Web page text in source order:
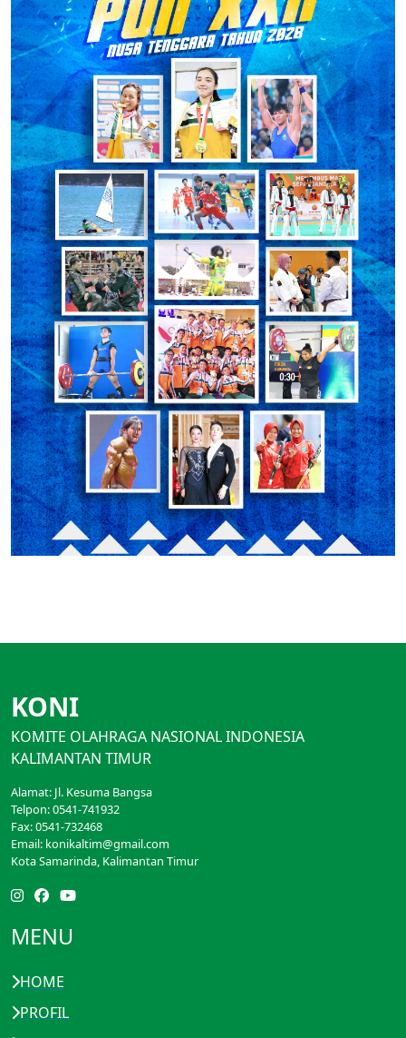
KONI
KOMITE OLAHRAGA NASIONAL INDONESIA
KALIMANTAN TIMUR
Alamat: Jl. Kesuma Bangsa
Telpon: 0541-741932
Fax: 0541-732468
Email: konikaltim@gmail.com
Kota Samarinda, Kalimantan Timur
MENU
HOME
PROFIL